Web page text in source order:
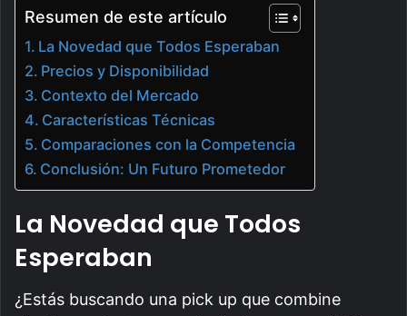
Resumen de este artículo
La Novedad que Todos Esperaban
Precios y Disponibilidad
Contexto del Mercado
Características Técnicas
Comparaciones con la Competencia
Conclusión: Un Futuro Prometedor
La Novedad que Todos
Esperaban
¿Estás buscando una pick up que combine